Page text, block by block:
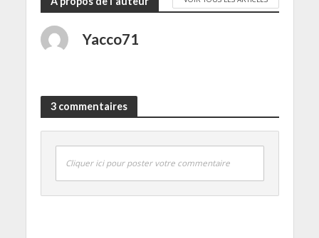
Yacco71
3 commentaires
Cliquer ici pour poster votre commentaire